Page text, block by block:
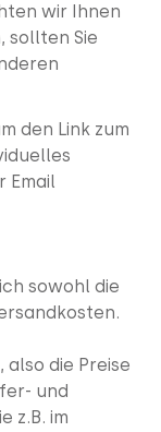
wir Ihnen
sollten Sie
den Link zum
Email
sowohl die
also die Preise
und
z.B. im